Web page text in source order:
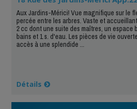
Aux Jardins-Mérici! Vue magnifique sur le
percée entre les arbres. Vaste et
2 cc dont une suite des maîtres, un espace
bains et 1 s. d'eau. Les pièces de vie
accès à une splendide ...
Détails